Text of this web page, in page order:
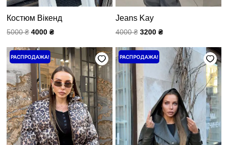
Костюм Вікенд
5000₴ 4000₴
Jeans Kay
4000₴ 3200 ₴
РАСПРОДАЖА!
Первоначальная
цена
составляла
4000 ₴.
Текущая
цена:
3200 ₴.
РАСПРОДАЖА!
Первоначальная
цена
составляла
5500 ₴.
Текущая
цена:
4400 ₴.